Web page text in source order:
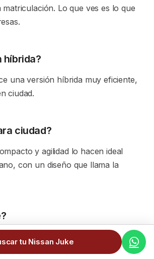
matriculación. Lo que ves es lo que
híbrida?
una versión híbrida muy eficiente,
ciudad.
ciudad?
y agilidad lo hacen ideal
con un diseño que llama la
la versión híbrida, que ofrece
en uso urbano.
tu Nissan Juke